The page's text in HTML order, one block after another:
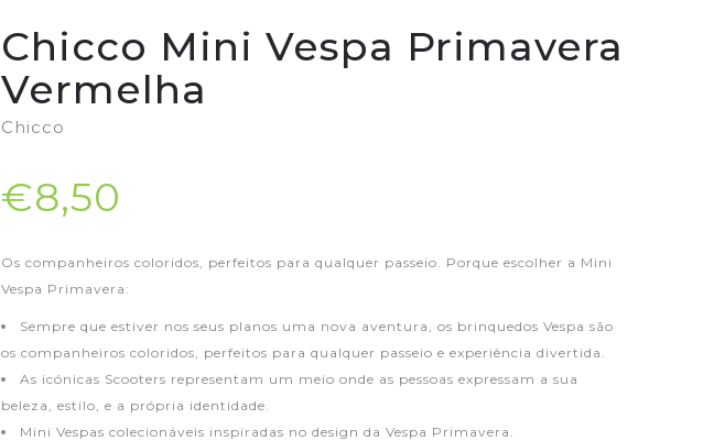
Chicco Mini Vespa Primavera
Vermelha
Chicco
€8,50
Os companheiros coloridos, perfeitos para qualquer passeio. Porque escolher a Mini
Vespa Primavera:
Sempre que estiver nos seus planos uma nova aventura, os brinquedos Vespa são
os companheiros coloridos, perfeitos para qualquer passeio e experiência divertida.
As icónicas Scooters representam um meio onde as pessoas expressam a sua
beleza, estilo, e a própria identidade.
Mini Vespas colecionáveis inspiradas no design da Vespa Primavera.